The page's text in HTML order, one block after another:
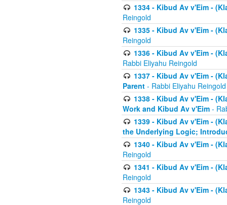
1334 - Kibud Av v'Eim -
Reingold
1335 - Kibud Av v'Eim -
Reingold
1336 - Kibud Av v'Eim -
Rabbi Eliyahu Reingold
1337 - Kibud Av v'Eim -
Parent - Rabbi Eliyahu Reingold
1338 - Kibud Av v'Eim -
Work and Kibud Av v'Eim -
1339 - Kibud Av v'Eim -
the Underlying Logic;
1340 - Kibud Av v'Eim -
Reingold
1341 - Kibud Av v'Eim -
Reingold
1343 - Kibud Av v'Eim -
Reingold